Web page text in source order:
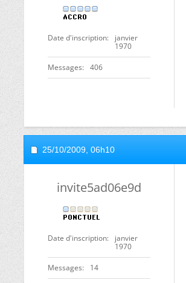
Date d'inscription
janvier
1970
Messages 406
25/10/2009, 06h10
invite5ad06e9d
Date d'inscription
janvier
1970
Messages 14